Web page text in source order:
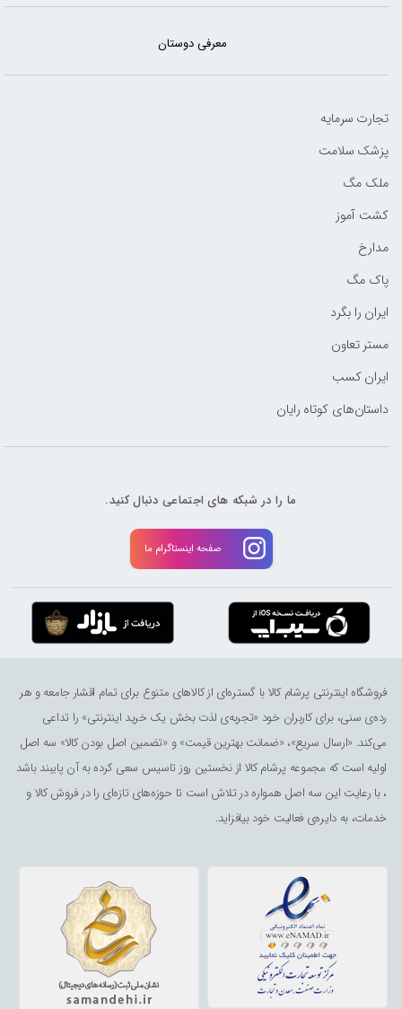
معرفی دوستان
تجارت سرمایه
پزشک سلامت
ملک مگ
کشت آموز
مدارخ
پاک مگ
ایران را بگرد
مستر تعاون
ایران کسب
داستان‌های کوتاه رایان
ما را در شبکه های اجتماعی دنبال کنید.
صفحه اینستاگرام ما
فروشگاه اینترنتی پرشام کالا با گستره‌ای از کالاهای متنوع برای تمام اقشار جامعه و هر
رده‌ی سنی، برای کاربران خود «تجربه‌ی لذت ‌بخش یک خرید اینترنتی» را تداعی
می‌کند. «ارسال سریع»، «ضمانت بهترین قیمت» و «تضمین اصل بودن کالا» سه اصل
اولیه است که مجموعه پرشام کالا از نخستین روز تاسیس سعی کرده به آن پایبند باشد
، با رعایت این سه اصل همواره در تلاش است تا حوزه‌های تازه‌ای را در فروش کالا و
خدمات، به دایره‌ی فعالیت خود بیافزاید.